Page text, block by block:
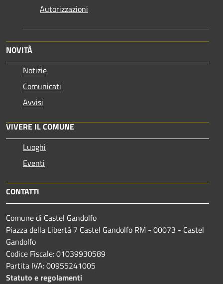
Autorizzazioni
NOVITÀ
Notizie
Comunicati
Avvisi
VIVERE IL COMUNE
Luoghi
Eventi
CONTATTI
Comune di Castel Gandolfo
Piazza della Libertà 7 Castel Gandolfo RM - 00073 - Castel
Gandolfo
Codice Fiscale: 01039930589
Partita IVA: 00955241005
Statuto e regolamenti